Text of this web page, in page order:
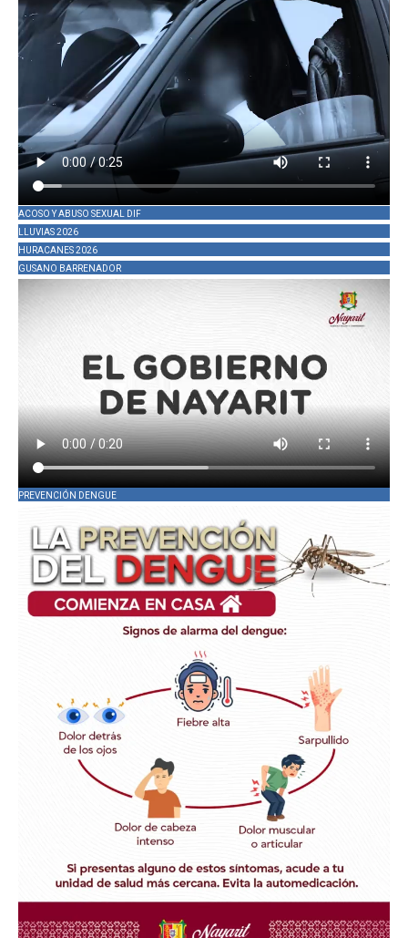
ACOSO Y ABUSO SEXUAL DIF
LLUVIAS 2026
HURACANES 2026
GUSANO BARRENADOR
PREVENCIÓN DENGUE